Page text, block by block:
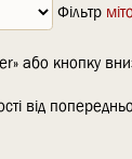
Фільтр
або кнопку
від